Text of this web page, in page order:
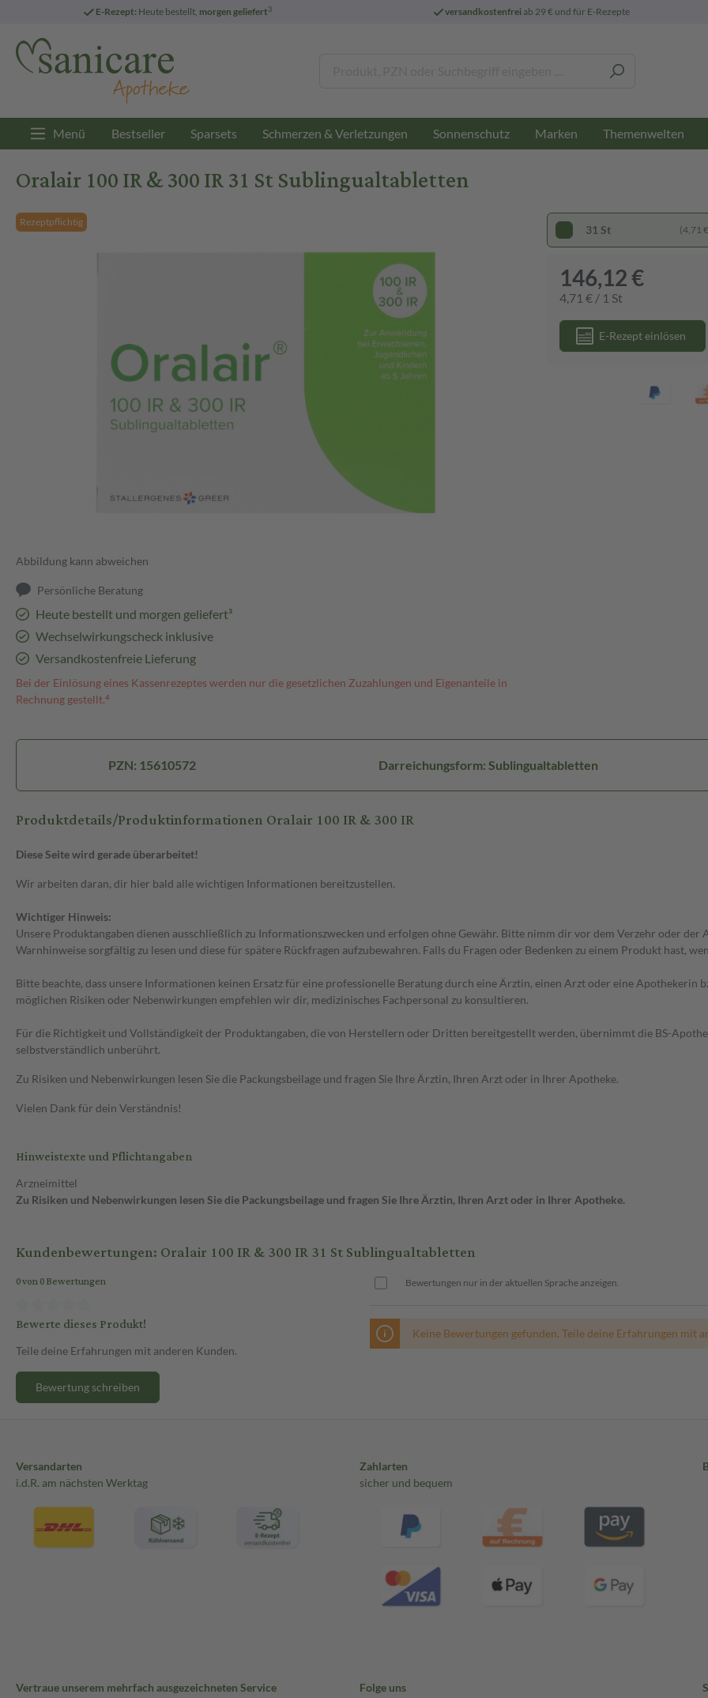
E-Rezept: Heute bestellt, morgen geliefert3 versandkostenfreiab 29 € und für E-Rezepte
Menü Bestseller Sparsets Schmerzen & Verletzungen Sonnenschutz Marken Themenwelten
Oralair 100 IR & 300 IR 31 St Sublingualtabletten
Rezeptpflichtig
Abbildung kann abweichen
Persönliche Beratung
Heute bestellt und morgen geliefert³
Wechselwirkungscheck inklusive
Versandkostenfreie Lieferung
Bei der Einlösung eines Kassenrezeptes werden nur die gesetzlichen Zuzahlungen und Eigenanteile in
Rechnung gestellt.⁴
31 St (4,71
146,12 €
4,71 € / 1 St
E-Rezept einlösen
PZN: 15610572 Darreichungsform: Sublingualtabletten
Produktdetails/Produktinformationen Oralair 100 IR & 300 IR
Diese Seite wird gerade überarbeitet!
Wir arbeiten daran, dir hier bald alle wichtigen Informationen bereitzustellen.
Wichtiger Hinweis:
Unsere Produktangaben dienen ausschließlich zu Informationszwecken und erfolgen ohne Gewähr. Bitte nimm dir vor dem Verzehr oder
Warnhinweise sorgfältig zu lesen und diese für spätere Rückfragen aufzubewahren. Falls du Fragen oder Bedenken zu einem Produkt hast,
Bitte beachte, dass unsere Informationen keinen Ersatz für eine professionelle Beratung durch eine Ärztin, einen Arzt oder eine Apothekerin
möglichen Risiken oder Nebenwirkungen empfehlen wir dir, medizinisches Fachpersonal zu konsultieren.
Für die Richtigkeit und Vollständigkeit der Produktangaben, die von Herstellern oder Dritten bereitgestellt werden, übernimmt die BS-
selbstverständlich unberührt.
Zu Risiken und Nebenwirkungen lesen Sie die Packungsbeilage und fragen Sie Ihre Ärztin, Ihren Arzt oder in Ihrer Apotheke.
Vielen Dank für dein Verständnis!
Hinweistexte und Pflichtangaben
Arzneimittel
Zu Risiken und Nebenwirkungen lesen Sie die Packungsbeilage und fragen Sie Ihre Ärztin, Ihren Arzt oder in Ihrer Apotheke.
Kundenbewertungen: Oralair 100 IR & 300 IR 31 St Sublingualtabletten
0 von 0 Bewertungen
Bewerte dieses Produkt!
Teile deine Erfahrungen mit anderen Kunden.
Bewertung schreiben
Bewertungen nur in der aktuellen Sprache anzeigen.
Keine Bewertungen gefunden. Teile deine Erfahrungen mit
Versandarten
i.d.R. am nächsten Werktag
Zahlarten
sicher und bequem
Vertraue unserem mehrfach ausgezeichneten Service Folge uns